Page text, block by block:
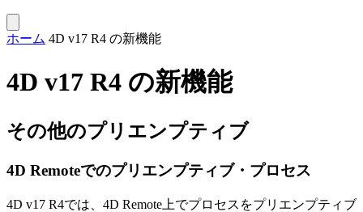
ホーム 4D v17 R4 の新機能
4D v17 R4 の新機能
その他のプリエンプティブ
4D Remoteでのプリエンプティブ・プロセス
4D v17 R4では、4D Remote上でプロセスをプリエンプティブ